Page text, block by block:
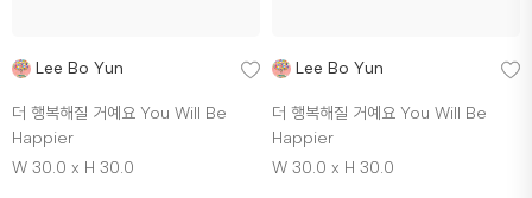
Lee Bo Yun
더 행복해질 거예요 You Will Be
Happier
W 30.0 x H 30.0
Lee Bo Yun
더 행복해질 거예요 You Will Be
Happier
W 30.0 x H 30.0